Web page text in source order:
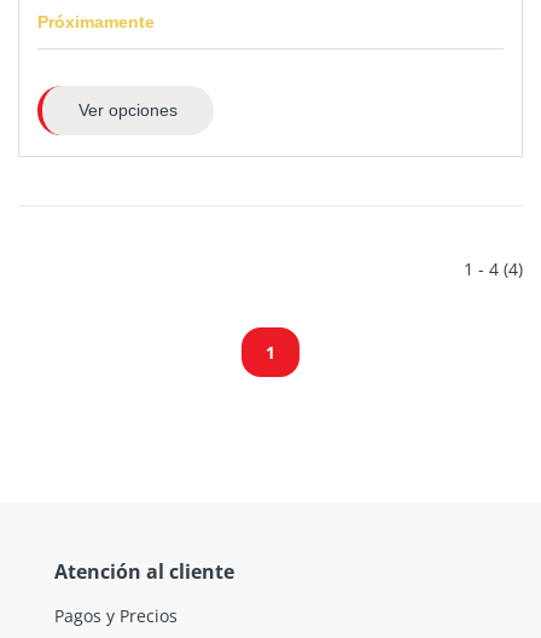
Próximamente
Ver opciones
1 - 4 (4)
1
Atención al cliente
Pagos y Precios